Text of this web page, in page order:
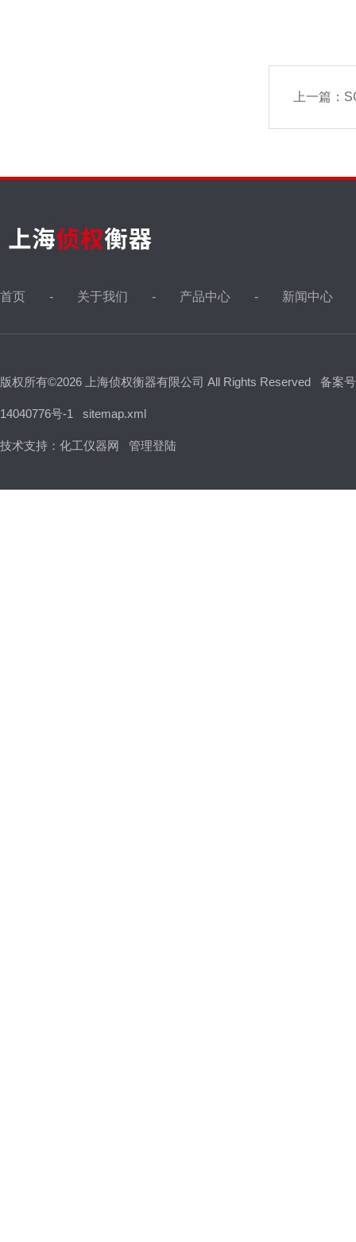
上一篇：
首页 关于我们 产品中心 新闻中心
版权所有©2026 上海侦权衡器有限公司 All Rights Reserved 备案
14040776号-1 sitemap.xml
技术支持： 化工仪器网 管理登陆